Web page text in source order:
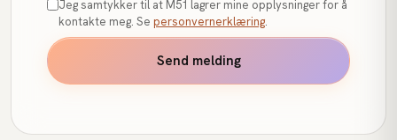
Jeg samtykker til at M51 lagrer mine opplysninger for å
kontakte meg. Se personvernerklæring.
Send melding